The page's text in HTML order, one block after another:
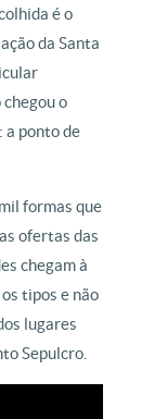
é o
da Santa
o
a ponto de
formas que
ofertas das
chegam à
tipos e não
lugares
Sepulcro.